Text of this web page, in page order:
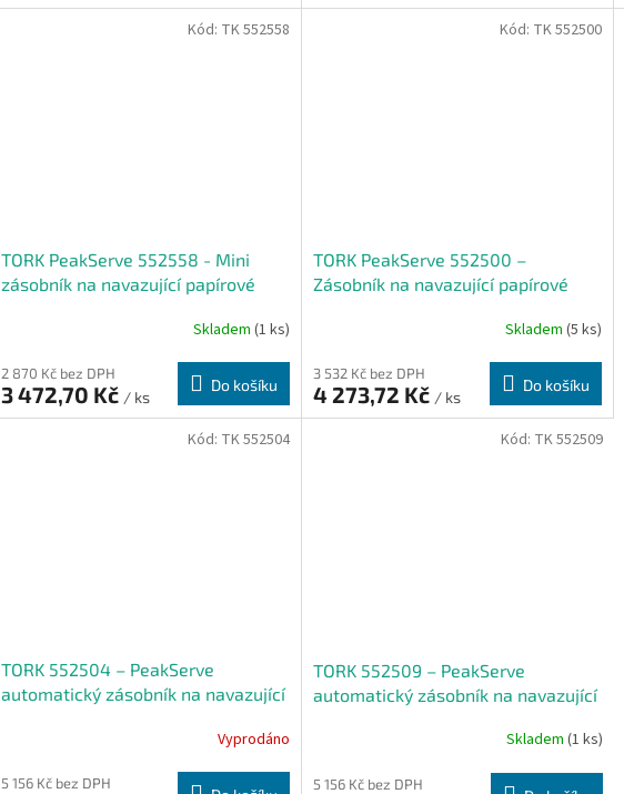
TORK PeakServe 552558 - Mini
zásobník na navazující papírové
Skladem (1 ks)
2 870 Kč bez DPH
3 472,70 Kč / ks
Do košíku
Kód: TK 552558
TORK PeakServe 552500 –
Zásobník na navazující papírové
Skladem (5 ks)
3 532 Kč bez DPH
4 273,72 Kč / ks
Do košíku
Kód: TK 552500
TORK 552504 – PeakServe
automatický zásobník na navazující
Vyprodáno
5 156 Kč bez DPH
Kód: TK 552504
TORK 552509 – PeakServe
automatický zásobník na navazující
Skladem (1 ks)
5 156 Kč bez DPH
Kód: TK 552509